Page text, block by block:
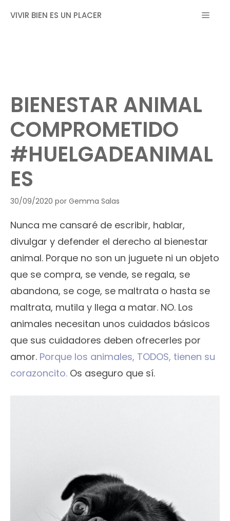
VIVIR BIEN ES UN PLACER MENÚ
BIENESTAR ANIMAL
COMPROMETIDO
#HUELGADEANIMAL
ES
30/09/2020 por Gemma Salas
Nunca me cansaré de escribir, hablar,
divulgar y defender el derecho al bienestar
animal. Porque no son un juguete ni un objeto
que se compra, se vende, se regala, se
abandona, se coge, se maltrata o hasta se
maltrata, mutila y llega a matar. NO. Los
animales necesitan unos cuidados básicos
que sus cuidadores deben ofrecerles por
amor. Porque los animales, TODOS, tienen su
corazoncito. Os aseguro que sí.